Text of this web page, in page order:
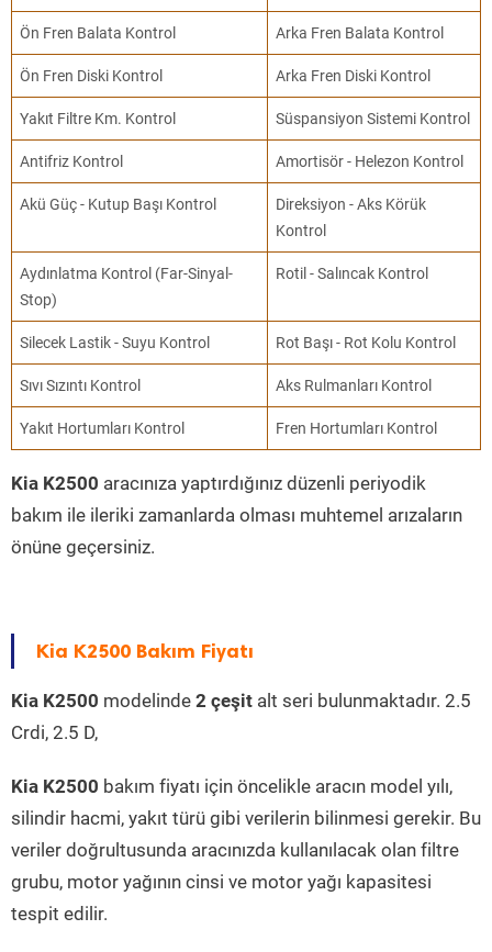
Ön Fren Balata Kontrol Arka Fren Balata Kontrol
Ön Fren Diski Kontrol Arka Fren Diski Kontrol
Yakıt Filtre Km. Kontrol Süspansiyon Sistemi Kontrol
Antifriz Kontrol Amortisör - Helezon Kontrol
Akü Güç - Kutup Başı Kontrol
Direksiyon - Aks Körük
Kontrol
Aydınlatma Kontrol (Far-Sinyal-
Stop)
Rotil - Salıncak Kontrol
Silecek Lastik - Suyu Kontrol Rot Başı - Rot Kolu Kontrol
Sıvı Sızıntı Kontrol Aks Rulmanları Kontrol
Yakıt Hortumları Kontrol Fren Hortumları Kontrol
Kia K2500 aracınıza yaptırdığınız düzenli periyodik
bakım ile ileriki zamanlarda olması muhtemel arızaların
önüne geçersiniz.
Kia K2500 Bakım Fiyatı
Kia K2500 modelinde 2 çeşit alt seri bulunmaktadır. 2.5
Crdi, 2.5 D,
Kia K2500 bakım fiyatı için öncelikle aracın model yılı,
silindir hacmi, yakıt türü gibi verilerin bilinmesi gerekir. Bu
veriler doğrultusunda aracınızda kullanılacak olan filtre
grubu, motor yağının cinsi ve motor yağı kapasitesi
tespit edilir.